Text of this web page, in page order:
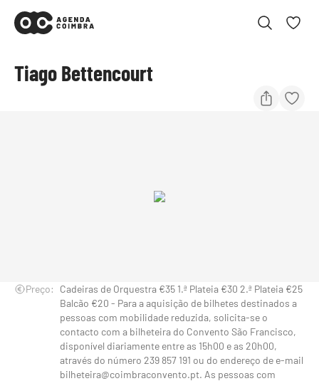
Tiago Bettencourt
Preço:
Cadeiras de Orquestra €35 1.ª Plateia €30 2.ª Plateia €25
Balcão €20 - Para a aquisição de bilhetes destinados a
pessoas com mobilidade reduzida, solicita-se o
contacto com a bilheteira do Convento São Francisco,
disponível diariamente entre as 15h00 e as 20h00,
através do número 239 857 191 ou do endereço de e-mail
bilheteira@coimbraconvento.pt. As pessoas com